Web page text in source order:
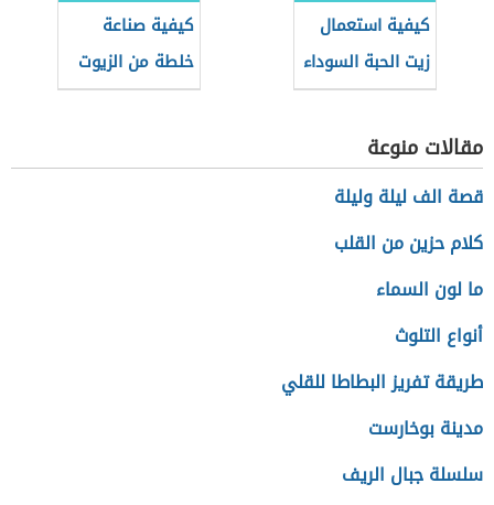
كيفية استعمال
زيت الحبة السوداء
للشعر
كيفية صناعة
خلطة من الزيوت
المفيدة للشعر
مقالات منوعة
قصة الف ليلة وليلة
كلام حزين من القلب
ما لون السماء
أنواع التلوث
طريقة تفريز البطاطا للقلي
مدينة بوخارست
سلسلة جبال الريف